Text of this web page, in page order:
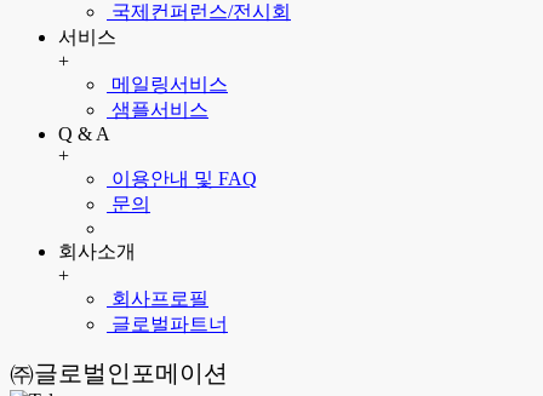
국제컨퍼런스/전시회
서비스
+
메일링서비스
샘플서비스
Q & A
+
이용안내 및 FAQ
문의
회사소개
+
회사프로필
글로벌파트너
㈜글로벌인포메이션